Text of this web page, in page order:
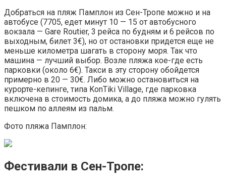
Добраться на пляж Памплон из Сен-Тропе можно и на
автобусе (7705, едет минут 10 — 15 от автобусного
вокзала — Gare Routier, 3 рейса по будням и 6 рейсов по
выходным, билет 3€), но от остановки придется еще не
меньше километра шагать в сторону моря. Так что
машина — лучший выбор. Возле пляжа кое-где есть
парковки (около 6€). Такси в эту сторону обойдется
примерно в 20 — 30€. Либо можно остановиться на
курорте-кепинге, типа KonTiki Village, где парковка
включена в стоимость домика, а до пляжа можно гулять
пешком по аллеям из пальм.
Фото пляжа Памплон:
Фестивали в Сен-Тропе: